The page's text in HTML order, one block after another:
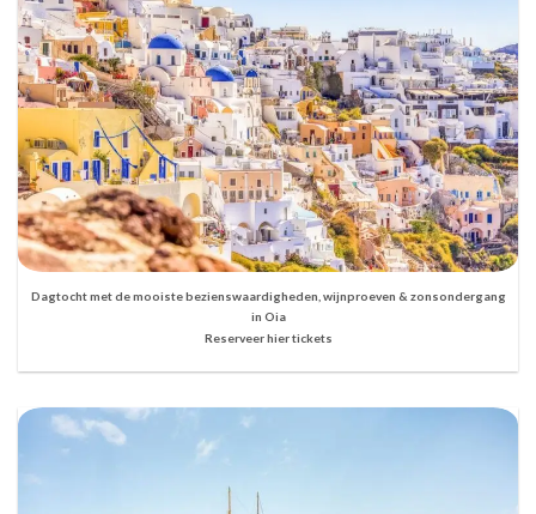
Dagtocht met de mooiste bezienswaardigheden, wijnproeven & zonsondergang
in Oia
Reserveer hier tickets